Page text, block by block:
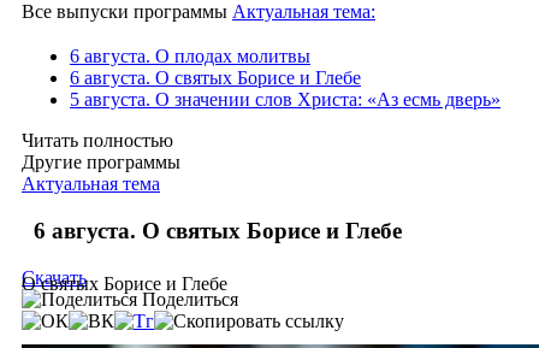
Все выпуски программы Актуальная тема:
6 августа. О плодах молитвы
6 августа. О святых Борисе и Глебе
5 августа. О значении слов Христа: «Аз есмь дверь»
Читать полностью
Другие программы
Актуальная тема
6 августа. О святых Борисе и Глебе
О святых Борисе и Глебе
Скачать
Поделиться